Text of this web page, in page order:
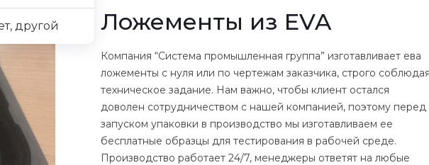
Ложементы из EVA
Компания “Система промышленная группа” изготавливает ева
ложементы с нуля или по чертежам заказчика, строго
техническое задание. Нам важно, чтобы клиент остался
доволен сотрудничеством с нашей компанией, поэтому перед
запуском упаковки в производство мы изготавливаем ее
бесплатные образцы для тестирования в рабочей среде.
Производство работает 24/7, менеджеры ответят на любые
другой